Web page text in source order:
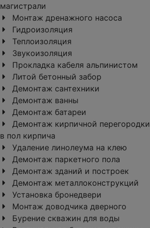
магистрали
Монтаж дренажного насоса
Гидроизоляция
Теплоизоляция
Звукоизоляция
Прокладка кабеля альпинистом
Литой бетонный забор
Демонтаж сантехники
Демонтаж ванны
Демонтаж батареи
Демонтаж кирпичной перегородки
в пол кирпича
Удаление линолеума на клею
Демонтаж паркетного пола
Демонтаж зданий и построек
Демонтаж металлоконструкций
Установка бронедвери
Монтаж доводчика дверного
Бурение скважин для воды